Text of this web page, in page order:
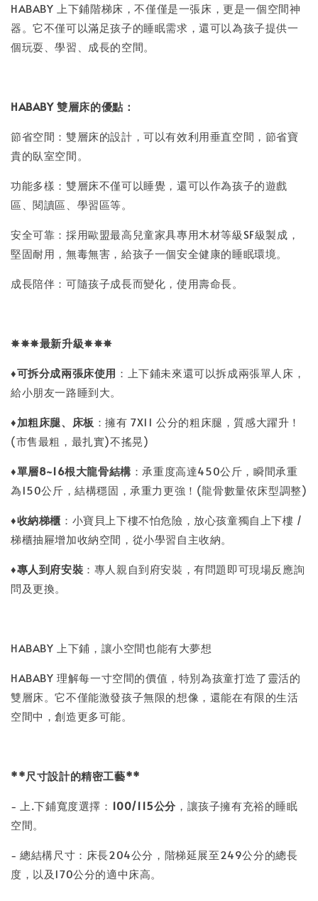
HABABY 上下鋪階梯床，不僅僅是一張床，更是一個空間神
器。它不僅可以滿足孩子的睡眠需求，還可以為孩子提供一
個玩耍、學習、成長的空間。
HABABY 雙層床的優點：
節省空間：雙層床的設計，可以有效利用垂直空間，節省寶
貴的臥室空間。
功能多樣：雙層床不僅可以睡覺，還可以作為孩子的遊戲
區、閱讀區、學習區等。
安全可靠：採用歐盟最高兒童家具專用木材等級SF級製成，
堅固耐用，無毒無害，給孩子一個安全健康的睡眠環境。
成長陪伴：可隨孩子成長而變化，使用壽命長。
✵✵✵最新升級✵✵✵
♦可拆分成兩張床使用 ：上下鋪未來還可以拆成兩張單人床，
給小朋友一路睡到大。
♦加粗床腿、床板 ：擁有 7X11 公分的粗床腿，質感大躍升！
(市售最粗，最扎實)不搖晃)
♦單層8~16根大龍骨結構 ：承重度高達450公斤，瞬間承重
為150公斤，結構穩固，承重力更強！(龍骨數量依床型調整)
♦收納梯櫃 ：小寶貝上下樓不怕危險，放心孩童獨自上下樓 /
梯櫃抽屜增加收納空間，從小學習自主收納。
♦專人到府安裝 ：專人親自到府安裝，有問題即可現場反應詢
問及更換。
HABABY 上下鋪，讓小空間也能有大夢想
HABABY 理解每一寸空間的價值，特別為孩童打造了靈活的
雙層床。它不僅能激發孩子無限的想像，還能在有限的生活
空間中，創造更多可能。
**尺寸設計的精密工藝**
- 上.下鋪寬度選擇： 100/115公分 ，讓孩子擁有充裕的睡眠
空間。
- 總結構尺寸：床長204公分，階梯延展至249公分的總長
度，以及170公分的適中床高。